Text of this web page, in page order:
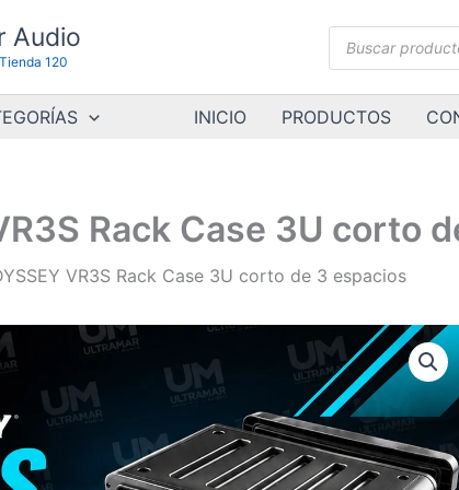
Audio
120
Búsqueda
INICIO PRODUCTOS
Rack Case 3U corto
VR3S Rack Case 3U corto de 3 espacios